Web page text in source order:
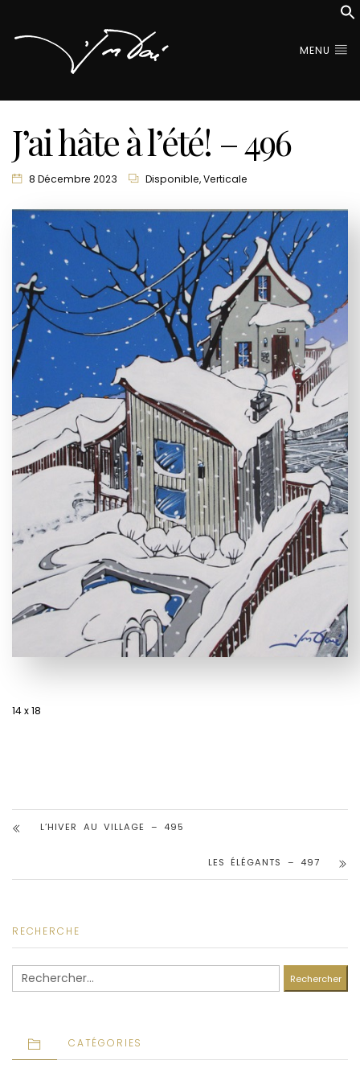
MENU
J’ai hâte à l’été! – 496
8 Décembre 2023 Disponible,Verticale
14 x 18
L’HIVER AU VILLAGE – 495
LES ÉLÉGANTS – 497
RECHERCHE
Rechercher :
CATÉGORIES